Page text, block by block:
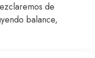
de
balance,